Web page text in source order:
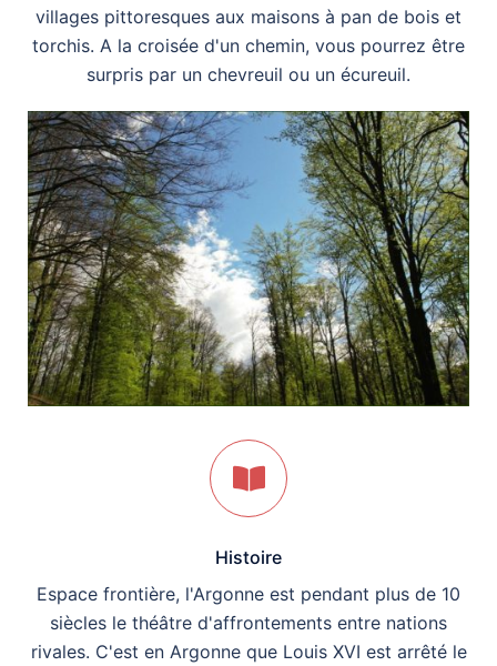
villages pittoresques aux maisons à pan de bois et
torchis. A la croisée d'un chemin, vous pourrez être
surpris par un chevreuil ou un écureuil.
Histoire
Espace frontière, l'Argonne est pendant plus de 10
siècles le théâtre d'affrontements entre nations
rivales. C'est en Argonne que Louis XVI est arrêté le